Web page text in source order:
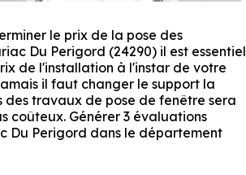
le prix de la pose des
Du Perigord (24290) il est essentiel
de l'installation à l'instar de votre
il faut changer le support la
des travaux de pose de fenêtre sera
coûteux. Générer 3 évaluations
Du Perigord dans le département